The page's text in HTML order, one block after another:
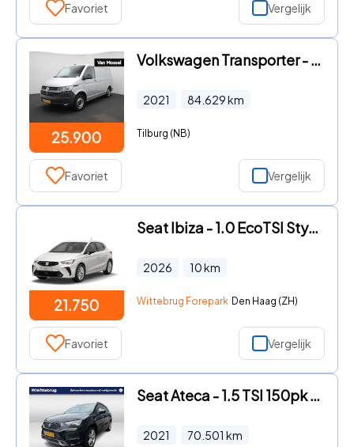
Favoriet Vergelijk
25.900
Volkswagen Transporter - 2.0 TDI L1H1 150PK | Automaat | Navigatie | Airco | Verwarmb
2021 84.629km
Tilburg (NB)
Favoriet Vergelijk
21.750
Seat Ibiza - 1.0 EcoTSI Style Plus PRIJS INCLUSIEF € 2.000, - INRUILPREMI
2026 10km
Wittebrug Forepark Den Haag (ZH)
Favoriet Vergelijk
Seat Ateca - 1.5 TSI 150pk FR Business Intense Navigatie / Perkeersensore
2021 70.501 km